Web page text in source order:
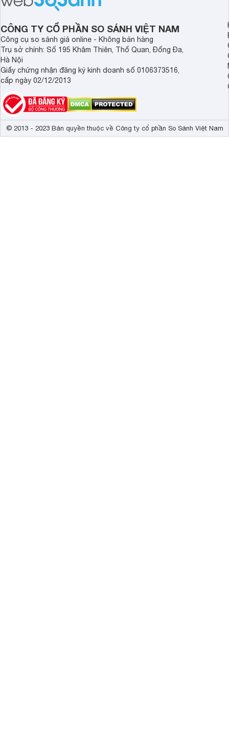
CÔNG TY CỔ PHẦN SO SÁNH VIỆT NAM
Công cụ so sánh giá online - Không bán hàng
Trụ sở chính: Số 195 Khâm Thiên, Thổ Quan, Đống Đa,
Hà Nội
Giấy chứng nhận đăng ký kinh doanh số 0106373516,
cấp ngày 02/12/2013
© 2013 - 2023 Bản quyền thuộc về Công ty cổ phần So Sánh Việt Nam